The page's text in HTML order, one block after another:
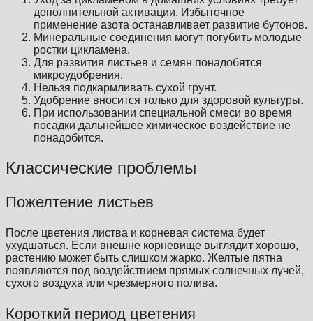
дополнительной активации. Избыточное
применение азота останавливает развитие бутонов.
Минеральные соединения могут погубить молодые
ростки цикламена.
Для развития листьев и семян понадобятся
микроудобрения.
Нельзя подкармливать сухой грунт.
Удобрение вносится только для здоровой культуры.
При использовании специальной смеси во время
посадки дальнейшее химическое воздействие не
понадобится.
Классические проблемы
Пожелтение листьев
После цветения листва и корневая система будет
ухудшаться. Если внешне корневище выглядит хорошо,
растению может быть слишком жарко. Желтые пятна
появляются под воздействием прямых солнечных лучей,
сухого воздуха или чрезмерного полива.
Короткий период цветения